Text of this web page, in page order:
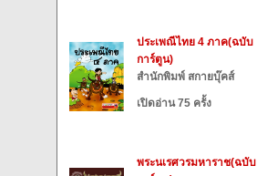
ประเพณีไทย 4 ภาค(ฉบับ
การ์ตูน)
สำนักพิมพ์ สกายบุ๊คส์
เปิดอ่าน 75 ครั้ง
พระนเรศวรมหาราช(ฉบับ